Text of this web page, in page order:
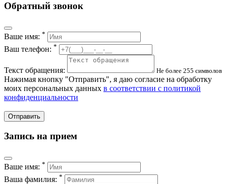
Обратный звонок
Ваше имя: *
Ваш телефон: *
Текст обращения: Не более 255 символов
Нажимая кнопку "Отправить", я даю согласие на обработку
моих персональных данных в соответствии с политикой
конфиденциальности
Отправить
Запись на прием
Ваше имя: *
Ваша фамилия: *